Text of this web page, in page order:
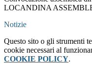
LOCANDINA
Notizie
Questo sito o gli strumenti
cookie necessari al
COOKIE POLICY.